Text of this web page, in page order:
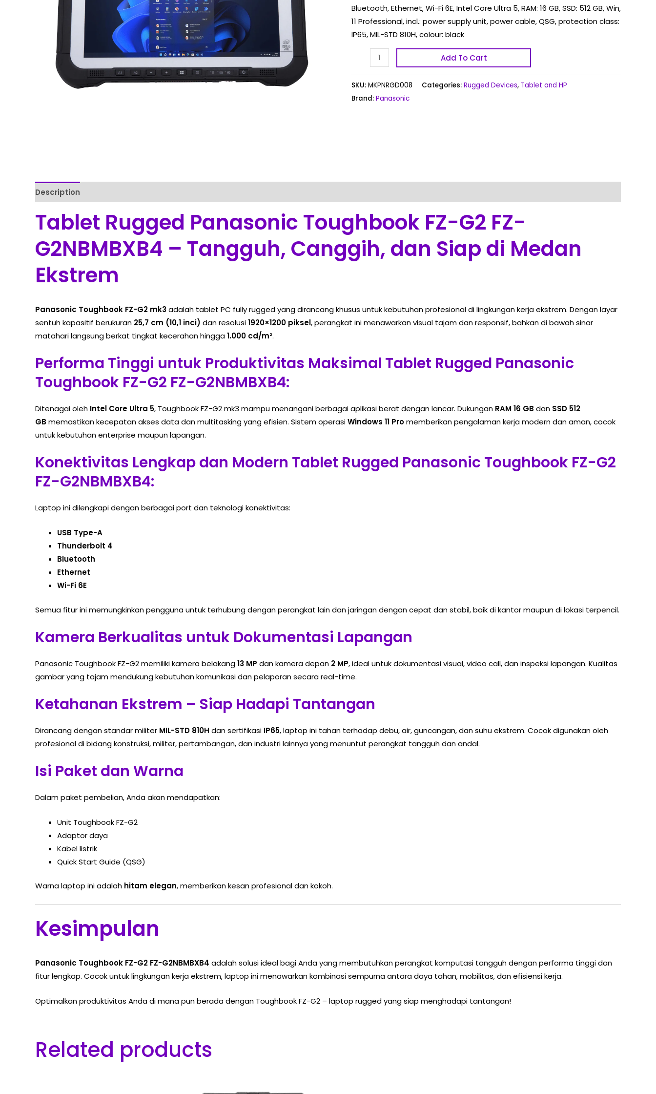
Bluetooth, Ethernet, Wi-Fi 6E, Intel Core Ultra 5, RAM: 16 GB, SSD: 512 GB, Win,
11 Professional, incl.: power supply unit, power cable, QSG, protection class:
IP65, MIL-STD 810H, colour: black
Add To Cart
SKU: MKPNRGD008 Categories: Rugged Devices, Tablet and HP
Brand: Panasonic
Description
Tablet Rugged Panasonic Toughbook FZ-G2 FZ-
G2NBMBXB4 – Tangguh, Canggih, dan Siap di Medan
Ekstrem
Panasonic Toughbook FZ-G2 mk3adalah tablet PC fully rugged yang dirancang khusus untuk kebutuhan profesional di lingkungan kerja ekstrem. Dengan layar
sentuh kapasitif berukuran 25,7 cm (10,1 inci) dan resolusi1920×1200 piksel, perangkat ini menawarkan visual tajam dan responsif, bahkan di bawah sinar
matahari langsung berkat tingkat kecerahan hingga1.000 cd/m².
Performa Tinggi untuk Produktivitas Maksimal Tablet Rugged Panasonic
Toughbook FZ-G2 FZ-G2NBMBXB4:
Ditenagai oleh Intel Core Ultra 5, Toughbook FZ-G2 mk3 mampu menangani berbagai aplikasi berat dengan lancar. Dukungan RAM 16 GB dan SSD 512
GB memastikan kecepatan akses data dan multitasking yang efisien. Sistem operasiWindows 11 Promemberikan pengalaman kerja modern dan aman, cocok
untuk kebutuhan enterprise maupun lapangan.
Konektivitas Lengkap dan Modern Tablet Rugged Panasonic Toughbook FZ-G2
FZ-G2NBMBXB4:
Laptop ini dilengkapi dengan berbagai port dan teknologi konektivitas:
USB Type-A
Thunderbolt 4
Bluetooth
Ethernet
Wi-Fi 6E
Semua fitur ini memungkinkan pengguna untuk terhubung dengan perangkat lain dan jaringan dengan cepat dan stabil, baik di kantor maupun di lokasi terpencil.
Kamera Berkualitas untuk Dokumentasi Lapangan
Panasonic Toughbook FZ-G2 memiliki kamera belakang13 MP dan kamera depan 2 MP, ideal untuk dokumentasi visual, video call, dan inspeksi lapangan. Kualitas
gambar yang tajam mendukung kebutuhan komunikasi dan pelaporan secara real-time.
Ketahanan Ekstrem – Siap Hadapi Tantangan
Dirancang dengan standar militer MIL-STD 810H dan sertifikasi IP65, laptop ini tahan terhadap debu, air, guncangan, dan suhu ekstrem. Cocok digunakan oleh
profesional di bidang konstruksi, militer, pertambangan, dan industri lainnya yang menuntut perangkat tangguh dan andal.
Isi Paket dan Warna
Dalam paket pembelian, Anda akan mendapatkan:
Unit Toughbook FZ-G2
Adaptor daya
Kabel listrik
Quick Start Guide (QSG)
Warna laptop ini adalah hitam elegan, memberikan kesan profesional dan kokoh.
Kesimpulan
Panasonic Toughbook FZ-G2 FZ-G2NBMBXB4 adalah solusi ideal bagi Anda yang membutuhkan perangkat komputasi tangguh dengan performa tinggi dan
fitur lengkap. Cocok untuk lingkungan kerja ekstrem, laptop ini menawarkan kombinasi sempurna antara daya tahan, mobilitas, dan efisiensi kerja.
Optimalkan produktivitas Anda di mana pun berada dengan Toughbook FZ-G2 – laptop rugged yang siap menghadapi tantangan!
Related products